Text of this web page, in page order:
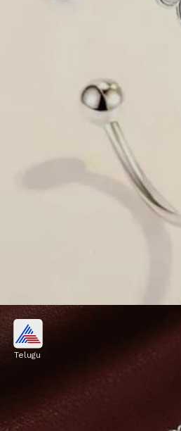
మీరు ఎవరికైనా గిఫ్ట్ ఇవ్వాలంటే
Image credits: instagram
Telugu